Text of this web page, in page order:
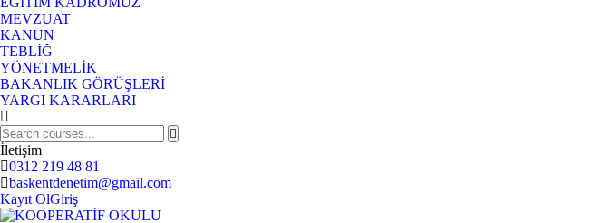
MEVZUAT
KANUN
TEBLİĞ
YÖNETMELİK
BAKANLIK GÖRÜŞLERİ
YARGI KARARLARI
İletişim
0312 219 48 81
baskentdenetim@gmail.com
Kayıt OlGiriş